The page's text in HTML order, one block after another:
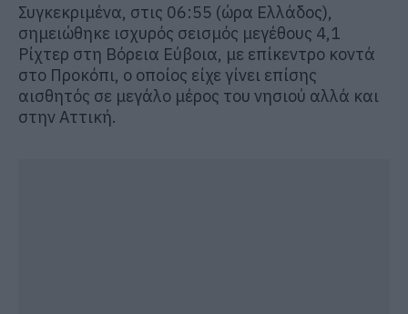
Συγκεκριμένα, στις 06:55 (ώρα Ελλάδος),
σημειώθηκε ισχυρός σεισμός μεγέθους 4,1
Ρίχτερ στη Βόρεια Εύβοια, με επίκεντρο κοντά
στο Προκόπι, ο οποίος είχε γίνει επίσης
αισθητός σε μεγάλο μέρος του νησιού αλλά και
στην Αττική.